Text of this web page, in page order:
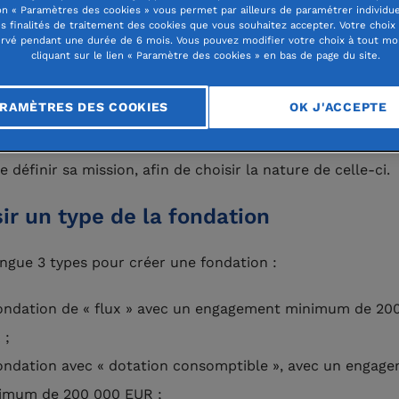
d’amis. Ou encore celle d’une entreprise, qui peut
ses salariés au-delà de son activité économique. Cet
pour une cause d’intérêt général demande un
financier, mais surtout, un véritable
définir sa mission, afin de choisir la nature de celle-ci.
un type de la fondation
3 types pour créer une fondation :
de « flux » avec un engagement minimum de
;
avec « dotation consomptible », avec un
de 200 000 EUR ;
« Paramètres des cookies » vous permet par ailleurs de paramétrer
finalités de traitement des cookies que vous souhaitez accepter. Votre choix
pendant une durée de 6 mois. Vous pouvez modifier votre choix à tout
cliquant sur le lien « Paramètre des cookies » en bas de page du site.
DES COOKIES OK J'ACCEPTE